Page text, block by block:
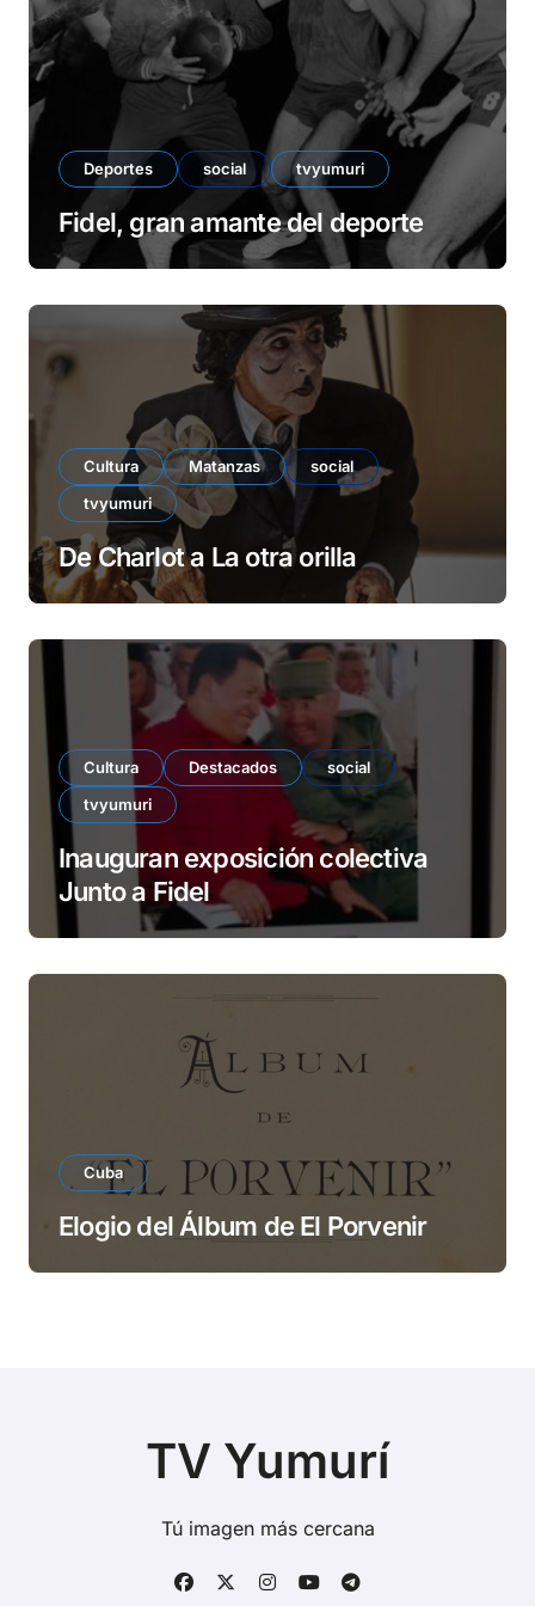
o
Deportes social tvyumuri
Fidel, gran amante del deporte
Cultura Matanzas
social
tvyumuri
De Charlot a La otra orilla
Cultura Destacados
social
tvyumuri
Inauguran exposición colectiva
Junto a Fidel
Cuba
Elogio del Álbum de El Porvenir
TV Yumurí
Tú imagen más cercana